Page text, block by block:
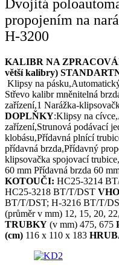
Dvojitá
propojením na
H-3200
KALIBR NA
větší kalibry)
Klipsy na
Střevo kalibr mněnitelná
zařízení,1 Narážka-
DOPLŇKY:Klipsy na
zařízení,Strunová podávací
klobásu,Přídavná plnící
přídavná brzda,Přídavný
klipsovačka spojovací
60 mm Přídavná brzda 60
KOTOUČI: HC25-3214
HC25-3218 BT/T/DST
BT/T/DST; H-3216 BT/T/
(průměr v mm) 12, 15, 20,
TRUBKY (v mm) 475, 675
(cm) 116 x 110 x 183